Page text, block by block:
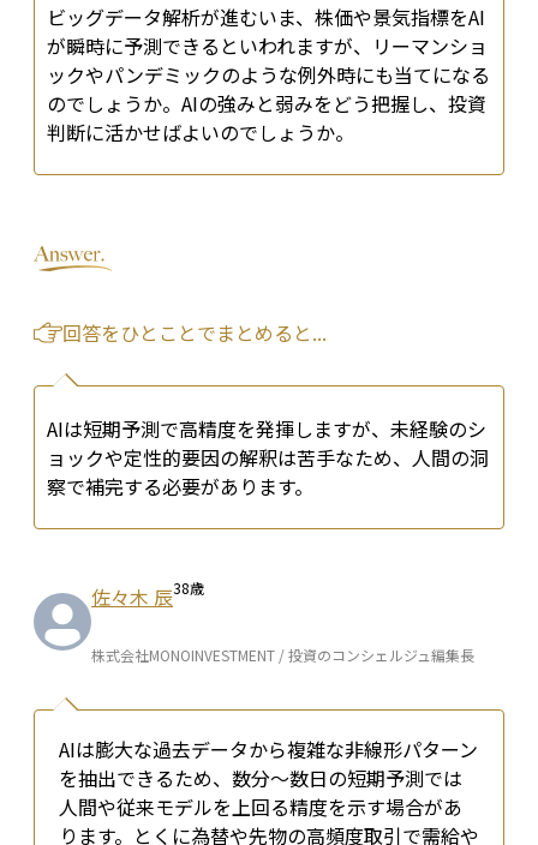
ビッグデータ解析が進むいま、株価や景気指標をAI
が瞬時に予測できるといわれますが、リーマンショ
ックやパンデミックのような例外時にも当てになる
のでしょうか。AIの強みと弱みをどう把握し、投資
判断に活かせばよいのでしょうか。
回答をひとことでまとめると...
AIは短期予測で高精度を発揮しますが、未経験のシ
ョックや定性的要因の解釈は苦手なため、人間の洞
察で補完する必要があります。
佐々木 辰38歳
株式会社MONOINVESTMENT / 投資のコンシェルジュ編集長
AIは膨大な過去データから複雑な非線形パターン
を抽出できるため、数分〜数日の短期予測では
人間や従来モデルを上回る精度を示す場合があ
ります。とくに為替や先物の高頻度取引で需給や